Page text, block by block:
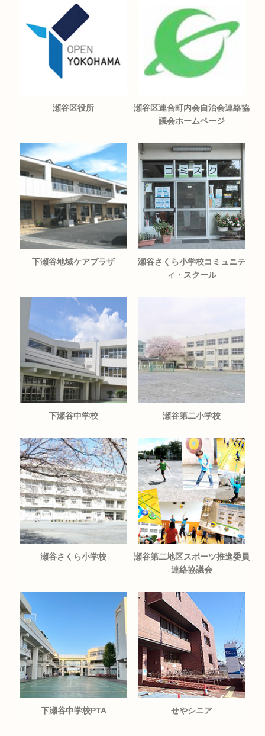
瀬谷区役所
瀬谷区連合町内会自治会連絡協
議会ホームページ
下瀬谷地域ケアプラザ
瀬谷さくら小学校コミュニテ
ィ・スクール
下瀬谷中学校 瀬谷第二小学校
瀬谷さくら小学校
瀬谷第二地区スポーツ推進委員
連絡協議会
下瀬谷中学校PTA せやシニア